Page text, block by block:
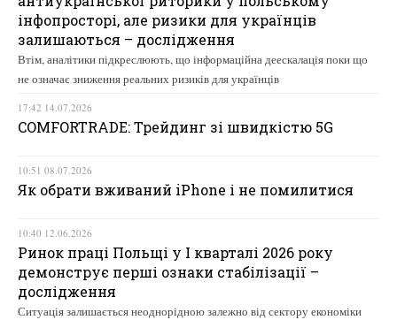
інфопросторі, але ризики для українців
залишаються – дослідження
Втім, аналітики підкреслюють, що інформаційна деескалація поки що
не означає зниження реальних ризиків для українців
17:42 14.07.2026
COMFORTRADE: Трейдинг зі швидкістю 5G
10:51 08.07.2026
Як обрати вживаний iPhone і не помилитися
10:40 12.06.2026
Ринок праці Польщі у І кварталі 2026 року
демонструє перші ознаки стабілізації –
дослідження
Ситуація залишається неоднорідною залежно від сектору економіки